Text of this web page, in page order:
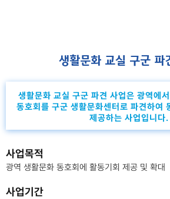
생활문화 교실 구군 파
생활문화 교실 구군 파견 사업은 광역에
동호회를 구군 생활문화센터로 파견하여
제공하는 사업입니다.
사업목적
광역 생활문화 동호회에 활동기회 제공 및 확대
사업기간